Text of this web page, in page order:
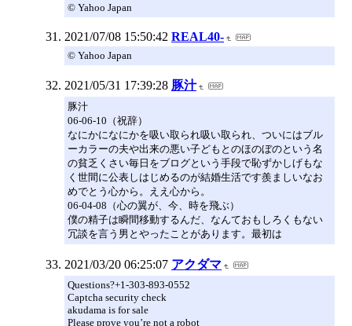
© Yahoo Japan
2021/07/08 15:50:42 REAL40-
© Yahoo Japan
2021/05/31 17:39:28 豚汁
豚汁
06-06-10（祝辞）
なにかになにかを吸い取られ吸い取られ、ついにはブル
ーカラーの夫や出来の悪い子どもとのほのぼのという名
の貧乏くさい毎日をブログという手段で恥ずかしげもな
く世間に公表しはじめるのが結婚生活です羨ましいなお
めでとう心から。ええ心から。
06-04-08（心の翼が、今、時を飛ぶ）
僕の精子は瞬間移動するんだ、なんておもしろくもない
冗談を言う男とやったことがあります。最初は
2021/03/20 06:25:07 アクダマ
Questions?+1-303-893-0552
Captcha security check
akudama is for sale
Please prove you’re not a robot